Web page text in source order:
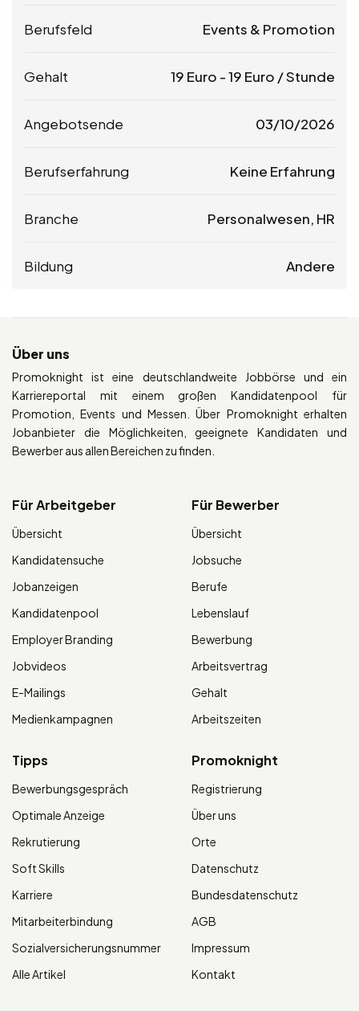
Berufsfeld Events & Promotion
Gehalt 19 Euro -19 Euro / Stunde
Angebotsende 03/10/2026
Berufserfahrung Keine Erfahrung
Branche Personalwesen, HR
Bildung Andere
Über uns
Promoknight ist eine deutschlandweite Jobbörse und ein
Karriereportal mit einem großen Kandidatenpool für
Promotion, Events und Messen. Über Promoknight erhalten
Jobanbieter die Möglichkeiten, geeignete Kandidaten und
Bewerber aus allen Bereichen zu finden.
Für Arbeitgeber
Übersicht
Kandidatensuche
Jobanzeigen
Kandidatenpool
Employer Branding
Jobvideos
E-Mailings
Medienkampagnen
Für Bewerber
Übersicht
Jobsuche
Berufe
Lebenslauf
Bewerbung
Arbeitsvertrag
Gehalt
Arbeitszeiten
Tipps
Bewerbungsgespräch
Optimale Anzeige
Rekrutierung
Soft Skills
Karriere
Mitarbeiterbindung
Sozialversicherungsnummer
Alle Artikel
Promoknight
Registrierung
Über uns
Orte
Datenschutz
Bundesdatenschutz
AGB
Impressum
Kontakt